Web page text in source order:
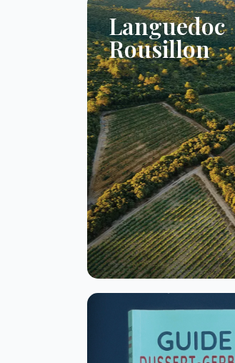
Languedoc
Rousillon